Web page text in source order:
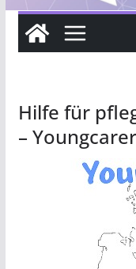
Hilfe für
–